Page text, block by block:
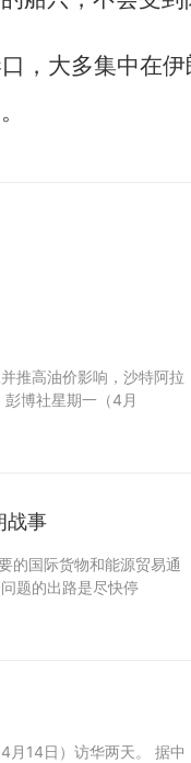
，大多集中在伊
推高油价影响，沙特阿拉
博社星期一（4月
战事
的国际货物和能源贸易通
题的出路是尽快停
月14日）访华两天。 据中